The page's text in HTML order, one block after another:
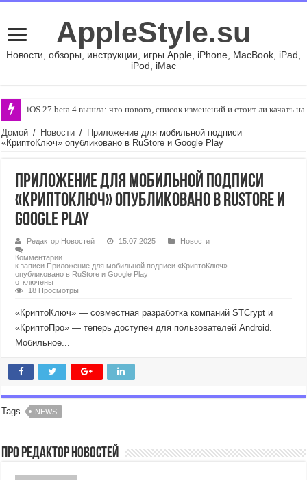
AppleStyle.su
Новости, обзоры, инструкции, игры Apple, iPhone, MacBook, iPad,
iPod, iMac
iOS 27 beta 4 вышла: что нового, список изменений и стоит ли качать
Домой / Новости / Приложение для мобильной подписи
«КриптоКлюч» опубликовано в RuStore и Google Play
Приложение для мобильной подписи
«КриптоКлюч» опубликовано в RuStore и
Google Play
Редактор Новостей 15.07.2025
Новости
Комментарии
к записи Приложение для мобильной подписи «КриптоКлюч»
опубликовано в RuStore и Google Play
отключены
18 Просмотры
«КриптоКлюч» — совместная разработка компаний STCrypt и
«КриптоПро» — теперь доступен для пользователей Android.
Мобильное...
Tags NEWS
Про Редактор Новостей